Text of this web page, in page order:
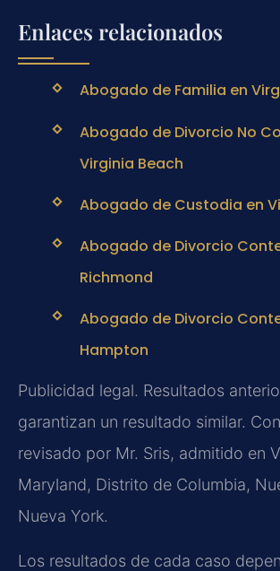
Enlaces relacionados
Abogado de Familia en
Abogado de Divorcio No
Virginia Beach
Abogado de Custodia en
Abogado de Divorcio
Richmond
Abogado de Divorcio
Hampton
Publicidad legal. Resultados
garantizan un resultado similar.
revisado por Mr. Sris, admitido en
Maryland, Distrito de Columbia,
Nueva York.
Los resultados de cada caso